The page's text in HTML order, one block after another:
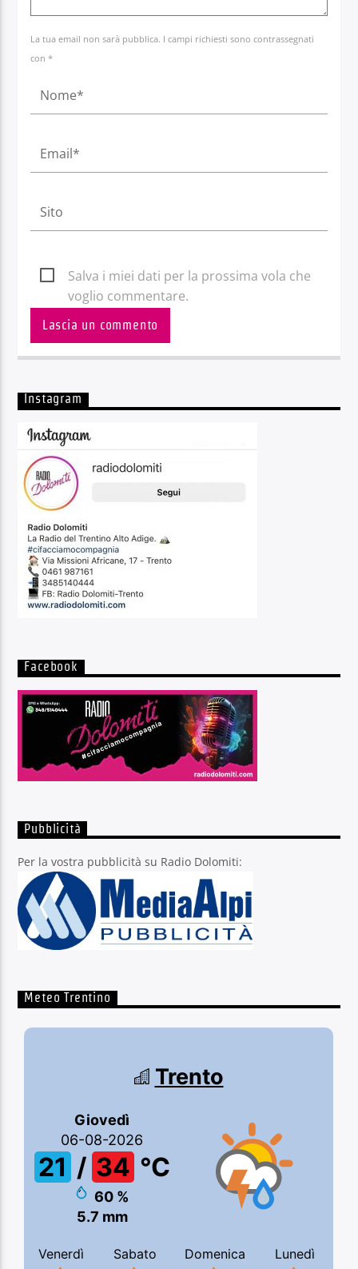
La tua email non sarà pubblica. I campi richiesti sono contrassegnati
con *
Salva i miei dati per la prossima vola che
voglio commentare.
Instagram
Facebook
Pubblicità
Per la vostra pubblicità su Radio Dolomiti:
Meteo Trentino